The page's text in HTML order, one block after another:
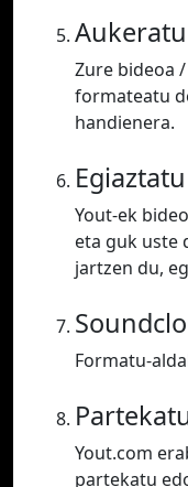
Zure bideoa
formateatu
handienera.
Yout-ek
eta guk uste
jartzen du,
Formatu-
Yout.com
partekatu